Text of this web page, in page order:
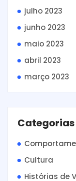
julho 2023
junho 2023
maio 2023
abril 2023
março 2023
Categorias
Cultura
Histórias de